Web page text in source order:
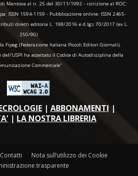
Mantova al n. 25 del 30/11/1992 - iscrizione al ROC:
ISSN 1594-1159 - Pubblicazione online: ISSN 2465-
diretti editoria L. 198/2016 e d.lgs 70/2017 (ex L.
250/90)
Fipeg (Federazione Italiana Piccoli Editori Giornali),
ha accettato il Codice di Autodisciplina della
Commerciale"
| ABBONAMENTI |
| LA NOSTRA LIBRERIA
Contatti
Nota sull’utilizzo dei Cookie
trasparente